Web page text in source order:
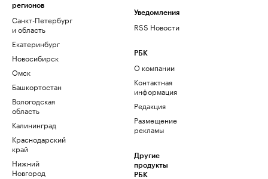
регионов
Санкт-Петербург
и область
Екатеринбург
Новосибирск
Омск
Башкортостан
Вологодская
область
Калининград
Краснодарский
край
Нижний
Новгород
Уведомления
RSS Новости
РБК
О компании
Контактная
информация
Редакция
Размещение
рекламы
Другие
продукты
РБК